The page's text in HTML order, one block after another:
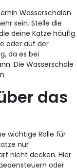
Wasserschalen
sein. Stelle die
deine Katze häufig
oder auf der
da es bei
Die Wasserschale
das
wichtige Rolle für
nur
nicht decken. Hier
oder